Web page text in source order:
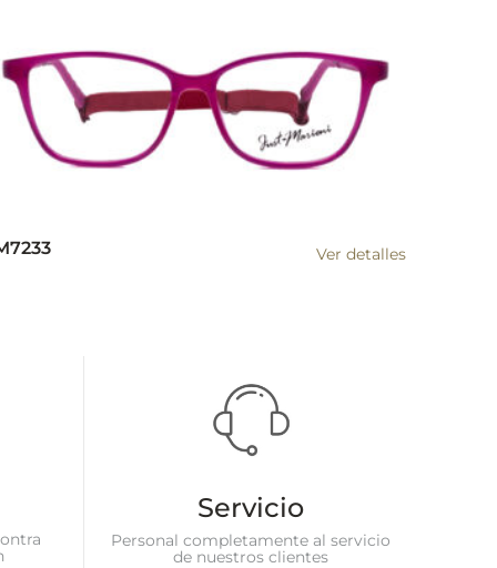
Ver detalles
Servicio
Personal completamente al servicio
de nuestros clientes